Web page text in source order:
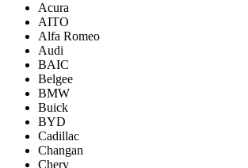
Acura
AITO
Alfa Romeo
Audi
BAIC
Belgee
BMW
Buick
BYD
Cadillac
Changan
Chery